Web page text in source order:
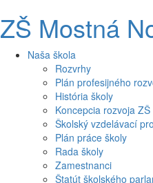
ZŠ Mostná
Naša škola
Rozvrhy
Plán profesijného
História školy
Koncepcia rozvoja ZŠ
Školský vzdelávací
Plán práce školy
Rada školy
Zamestnanci
Štatút školského